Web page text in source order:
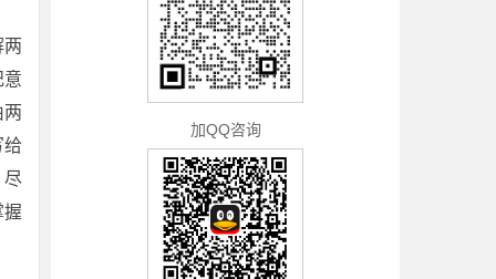
意
两
给
尽
加QQ咨询